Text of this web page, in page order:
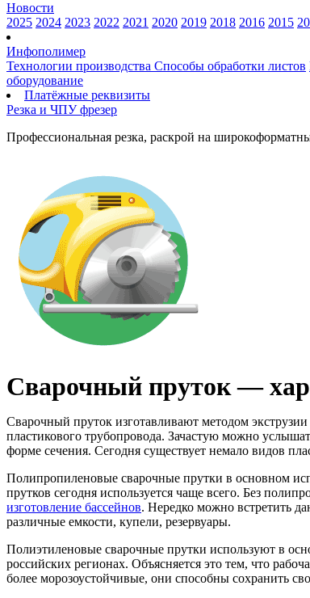
Новости
2025 2024 2023 2022 2021 2020 2019 2018 2016 2015
Инфополимер
Технологии производства Способы обработки листов
оборудование
Платёжные реквизиты
Резка и ЧПУ фрезер
Профессиональная резка, раскрой на
Сварочный пруток —
Сварочный пруток изготавливают методом
пластикового трубопровода. Зачастую можно
форме сечения. Сегодня существует немало видов
Полипропиленовые сварочные прутки в основном
прутков сегодня используется чаще всего. Без
изготовление бассейнов. Нередко можно встретить
различные емкости, купели, резервуары.
Полиэтиленовые сварочные прутки используют в
российских регионах. Объясняется это тем, что
более морозоустойчивые, они способны сохранить